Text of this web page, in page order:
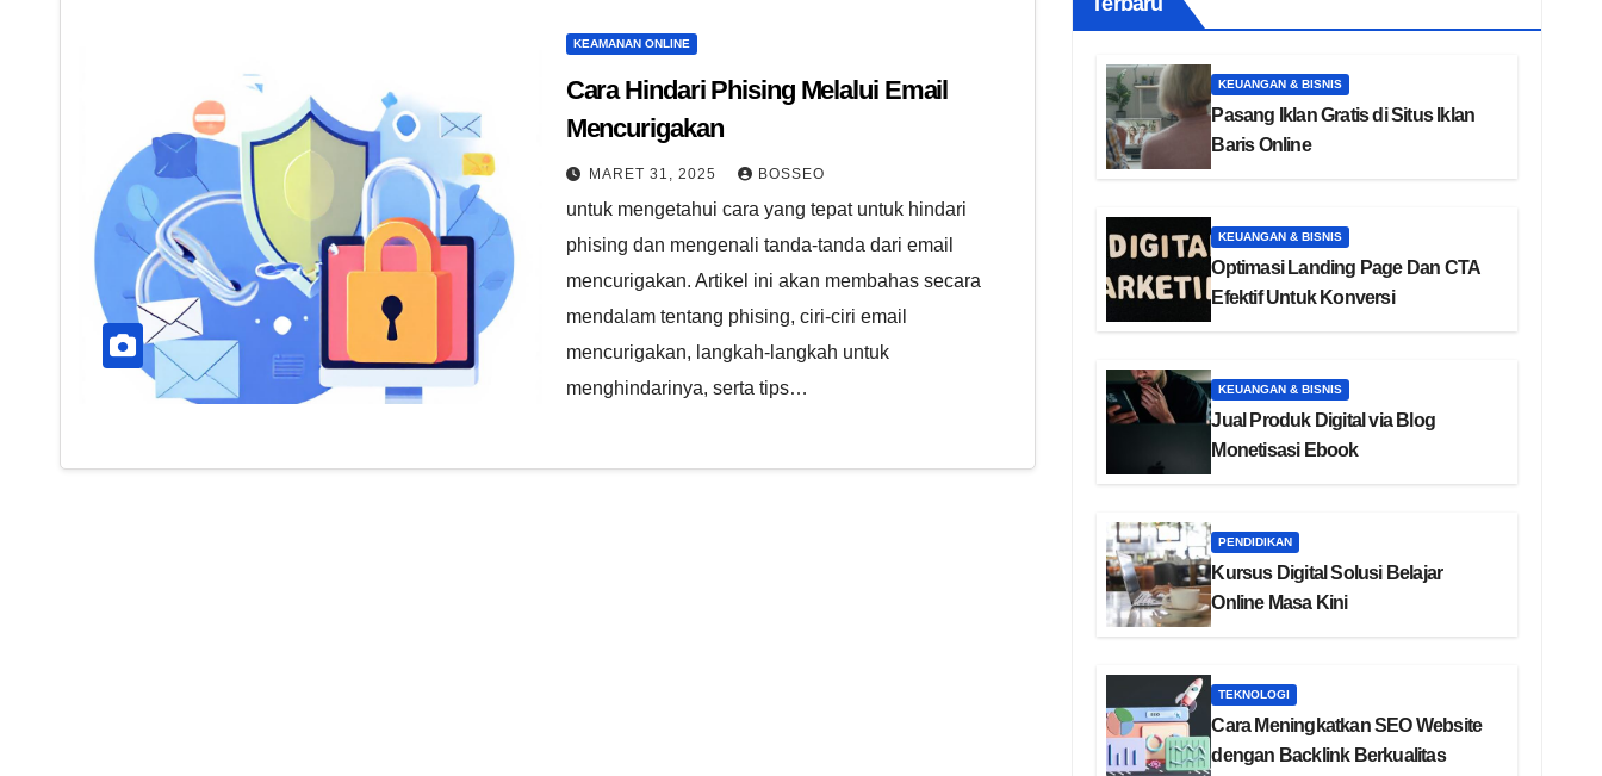
KEAMANAN ONLINE
Cara Hindari Phising Melalui Email
Mencurigakan
MARET 31, 2025 BOSSEO
untuk mengetahui cara yang tepat untuk hindari
phising dan mengenali tanda-tanda dari email
mencurigakan. Artikel ini akan membahas secara
mendalam tentang phising, ciri-ciri email
mencurigakan, langkah-langkah untuk
menghindarinya, serta tips…
KEUANGAN & BISNIS
Pasang Iklan Gratis di Situs Iklan
Baris Online
KEUANGAN & BISNIS
Optimasi Landing Page Dan CTA
Efektif Untuk Konversi
KEUANGAN & BISNIS
Jual Produk Digital via Blog
Monetisasi Ebook
PENDIDIKAN
Kursus Digital Solusi Belajar
Online Masa Kini
TEKNOLOGI
Cara Meningkatkan SEO Website
dengan Backlink Berkualitas